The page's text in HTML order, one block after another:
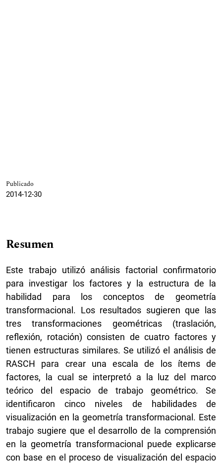
Publicado
2014-12-30
Resumen
Este trabajo utilizó análisis factorial confirmatorio
para investigar los factores y la estructura de la
habilidad para los conceptos de geometría
transformacional. Los resultados sugieren que las
tres transformaciones geométricas (traslación,
reflexión, rotación) consisten de cuatro factores y
tienen estructuras similares. Se utilizó el análisis de
RASCH para crear una escala de los ítems de
factores, la cual se interpretó a la luz del marco
teórico del espacio de trabajo geométrico. Se
identificaron cinco niveles de habilidades de
visualización en la geometría transformacional. Este
trabajo sugiere que el desarrollo de la comprensión
en la geometría transformacional puede explicarse
con base en el proceso de visualización del espacio